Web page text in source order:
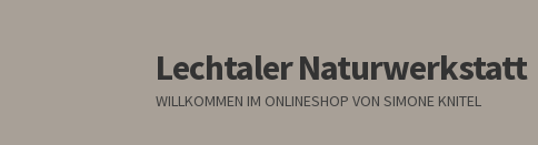
Zur
Navigation
springen
Zum
Inhalt
springen
Lechtaler Naturwerkstatt
WILLKOMMEN IM ONLINESHOP VON SIMONE KNITEL